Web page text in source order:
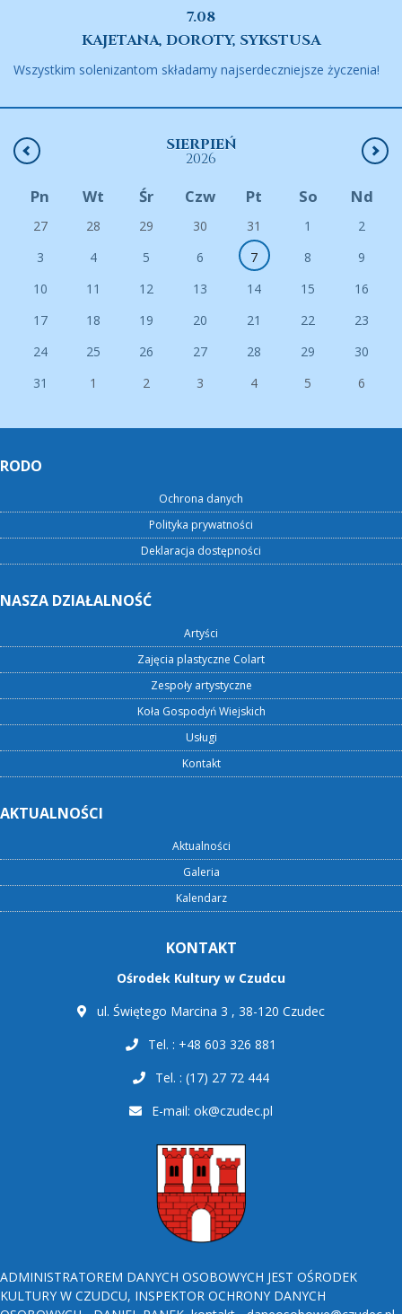
7.08
KAJETANA, DOROTY, SYKSTUSA
Wszystkim solenizantom składamy najserdeczniejsze życzenia!
SIERPIEŃ
2026
Pn Wt Śr Czw Pt So Nd
27 28 29 30 31 1
2
3
4 5 6 7 8
9
10
11 12 13 14 15
16
17
18 19 20 21 22
23
24
25 26 27 28 29
30
31
1 2 3 4 5 6
RODO
Ochrona danych
Polityka prywatności
Deklaracja dostępności
NASZA DZIAŁALNOŚĆ
Artyści
Zajęcia plastyczne Colart
Zespoły artystyczne
Koła Gospodyń Wiejskich
Usługi
Kontakt
AKTUALNOŚCI
Aktualności
Galeria
Kalendarz
KONTAKT
Ośrodek Kultury w Czudcu
ul. Świętego Marcina 3 , 38-120 Czudec
Tel. : +48 603 326 881
Tel. : (17) 27 72 444
E-mail: ok@czudec.pl
ADMINISTRATOREM DANYCH OSOBOWYCH JEST OŚRODEK
KULTURY W CZUDCU, INSPEKTOR OCHRONY DANYCH